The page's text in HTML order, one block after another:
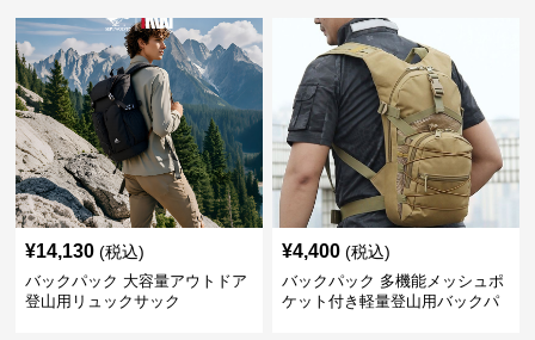
¥14,130 (税込)
バックパック 大容量アウトドア
登山用リュックサック
¥4,400 (税込)
バックパック 多機能メッシュポ
ケット付き軽量登山用バックパ